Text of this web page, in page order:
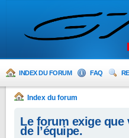
INDEX DU FORUM FAQ
Index du forum
Le forum exige
de l’équipe.